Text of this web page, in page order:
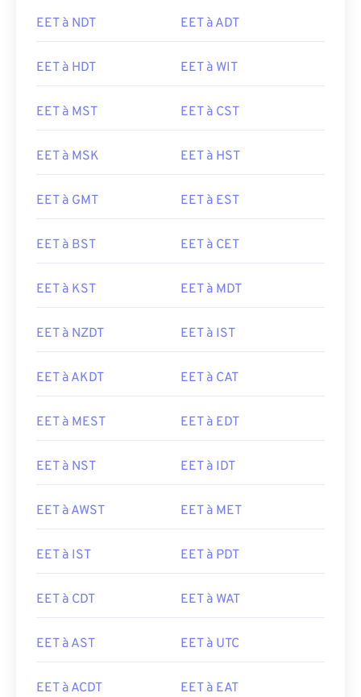
EET à NDT EET à ADT
EET à HDT EET à WIT
EET à MST EET à CST
EET à MSK EET à HST
EET à GMT EET à EST
EET à BST EET à CET
EET à KST EET à MDT
EET à NZDT EET à IST
EET à AKDT EET à CAT
EET à MEST EET à EDT
EET à NST EET à IDT
EET à AWST EET à MET
EET à IST EET à PDT
EET à CDT EET à WAT
EET à AST EET à UTC
EET à ACDT EET à EAT